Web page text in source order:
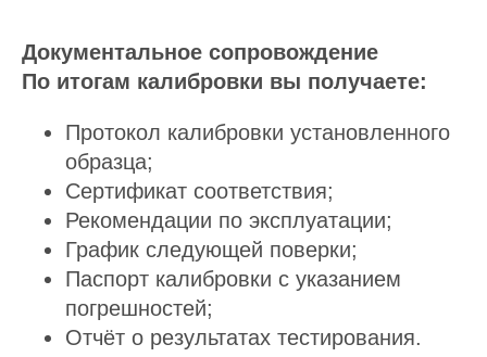
Документальное сопровождение
По итогам калибровки вы получаете:
Протокол калибровки установленного
образца;
Сертификат соответствия;
Рекомендации по эксплуатации;
График следующей поверки;
Паспорт калибровки с указанием
погрешностей;
Отчёт о результатах тестирования.